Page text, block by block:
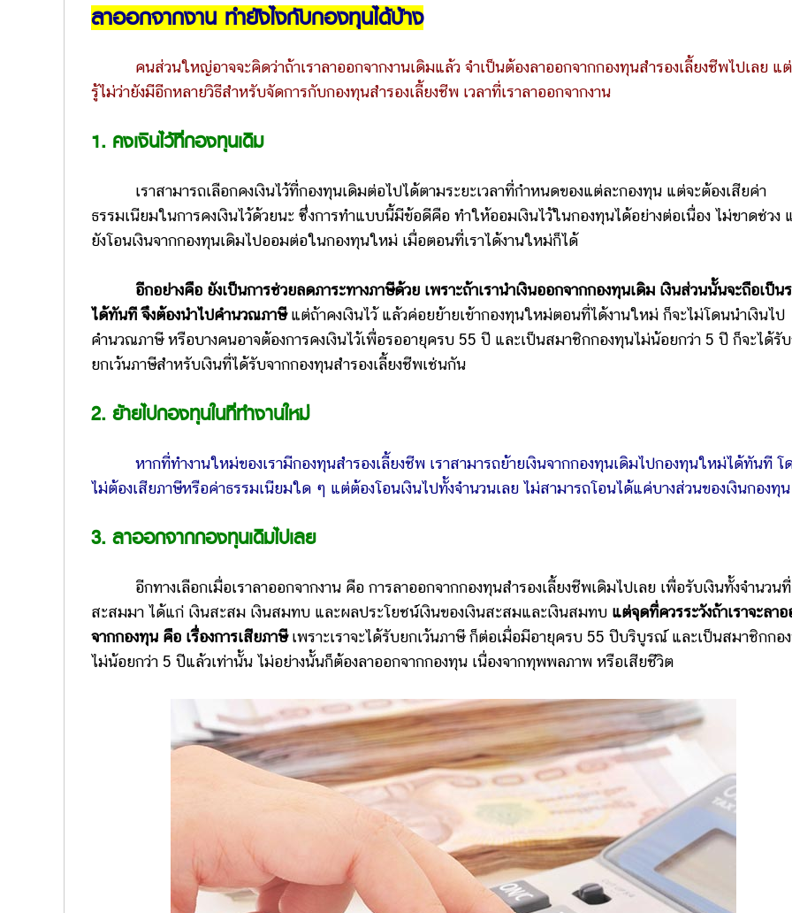
ลาออกจากงาน ทำยังไงกับกองทุนได้บ้าง
คนส่วนใหญ่อาจจะคิดว่าถ้าเราลาออกจากงานเดิมแล้ว จำเป็นต้องลาออกจากกองทุนสำรองเลี้ยงชีพไปเลย แ
รู้ไม่ว่ายังมีอีกหลายวิธีสำหรับจัดการกับกองทุนสำรองเลี้ยงชีพ เวลาที่เราลาออกจากงาน
1. คงเงินไว้ที่กองทุนเดิม
เราสามารถเลือกคงเงินไว้ที่กองทุนเดิมต่อไปได้ตามระยะเวลาที่กำหนดของแต่ละกองทุน แต่จะต้องเสียค่า
ธรรมเนียมในการคงเงินไว้ด้วยนะ ซึ่งการทำแบบนี้มีข้อดีคือ ทำให้ออมเงินไว้ในกองทุนได้อย่างต่อเนื่อง ไม่ขาดช่วง
ยังโอนเงินจากกองทุนเดิมไปออมต่อในกองทุนใหม่ เมื่อตอนที่เราได้งานใหม่ก็ได้
อีกอย่างคือ ยังเป็นการช่วยลดภาระทางภาษีด้วย เพราะถ้าเรานำเงินออกจากกองทุนเดิม เงินส่วนนั้นจะถือเป็น
ได้ทันที จึงต้องนำไปคำนวณภาษีแต่ถ้าคงเงินไว้ แล้วค่อยย้ายเข้ากองทุนใหม่ตอนที่ได้งานใหม่ ก็จะไม่โดนนำเงินไป
คำนวณภาษี หรือบางคนอาจต้องการคงเงินไว้เพื่อรออายุครบ 55 ปี และเป็นสมาชิกกองทุนไม่น้อยกว่า 5 ปี ก็จะได้รั
ยกเว้นภาษีสำหรับเงินที่ได้รับจากกองทุนสำรองเลี้ยงชีพเช่นกัน
2. ย้ายไปกองทุนในที่ทำงานใหม่
หากที่ทำงานใหม่ของเรามีกองทุนสำรองเลี้ยงชีพ เราสามารถย้ายเงินจากกองทุนเดิมไปกองทุนใหม่ได้ทันที โ
ไม่ต้องเสียภาษีหรือค่าธรรมเนียมใด ๆ แต่ต้องโอนเงินไปทั้งจำนวนเลย ไม่สามารถโอนได้แค่บางส่วนของเงินกองทุน
3. ลาออกจากกองทุนเดิมไปเลย
อีกทางเลือกเมื่อเราลาออกจากงาน คือ การลาออกจากกองทุนสำรองเลี้ยงชีพเดิมไปเลย เพื่อรับเงินทั้งจำนวนที่
สะสมมา ได้แก่ เงินสะสม เงินสมทบ และผลประโยชน์เงินของเงินสะสมและเงินสมทบ แต่จุดที่ควรระวังถ้าเราจะลา
จากกองทุน คือ เรื่องการเสียภาษีเพราะเราจะได้รับยกเว้นภาษี ก็ต่อเมื่อมีอายุครบ 55 ปีบริบูรณ์ และเป็นสมาชิกกอ
ไม่น้อยกว่า 5 ปีแล้วเท่านั้น ไม่อย่างนั้นก็ต้องลาออกจากกองทุน เนื่องจากทุพพลภาพ หรือเสียชีวิต